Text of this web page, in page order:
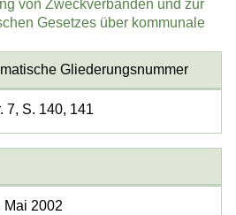
von Zweckverbänden und zur
Gesetzes über kommunale
Gliederungsnummer
7, S. 140, 141
Mai 2002